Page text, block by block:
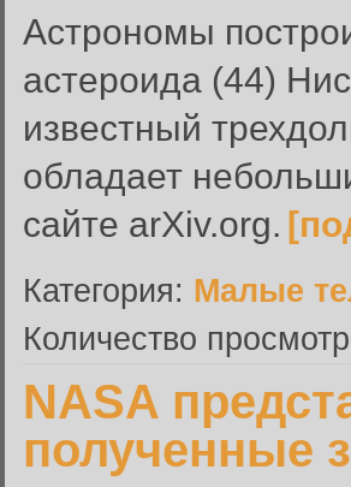
Астрономы
астероида (44)
известный
обладает
сайте arXiv.org.
Категория: Малые
Количество
NASA
полученные